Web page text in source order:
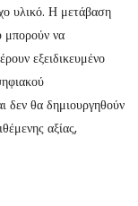
υλικό. Η μετάβαση
μπορούν να
εξειδικευμένο
δεν θα δημιουργηθούν
αξίας,